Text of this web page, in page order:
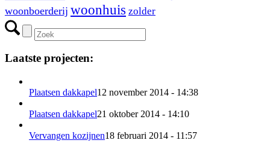
woonboerderij woonhuis zolder
Laatste projecten:
Plaatsen dakkapel12 november 2014 - 14:38
Plaatsen dakkapel21 oktober 2014 - 14:10
Vervangen kozijnen18 februari 2014 - 11:57